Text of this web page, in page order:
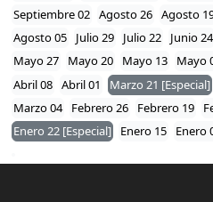
Septiembre 02 Agosto 26 Agosto
Agosto 05
Julio 29 Julio 22 Junio 24
Mayo 27
Mayo 20 Mayo 13 Mayo
Abril 08 Abril 01 Marzo 21 [Especial]
Marzo 04
Febrero 26 Febrero 19
Enero 22 [Especial]
Enero 15 Enero